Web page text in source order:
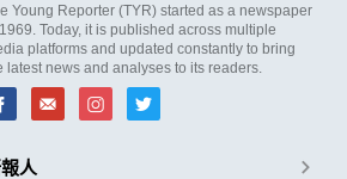
Young Reporter (TYR) started as a newspaper
Today, it is published across multiple
platforms and updated constantly to bring
latest news and analyses to its readers.
人